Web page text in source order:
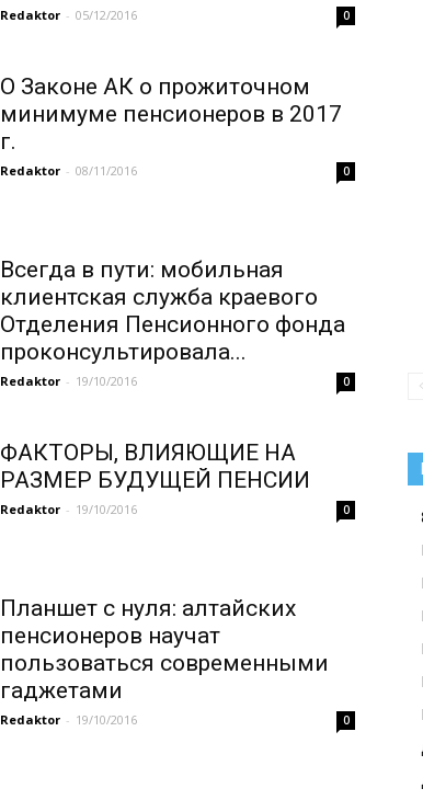
Redaktor - 05/12/2016 0
О Законе АК о прожиточном
минимуме пенсионеров в 2017
г.
Redaktor - 08/11/2016 0
Всегда в пути: мобильная
клиентская служба краевого
Отделения Пенсионного фонда
проконсультировала...
Redaktor - 19/10/2016 0
ФАКТОРЫ, ВЛИЯЮЩИЕ НА
РАЗМЕР БУДУЩЕЙ ПЕНСИИ
Redaktor - 19/10/2016 0
Планшет с нуля: алтайских
пенсионеров научат
пользоваться современными
гаджетами
Redaktor - 19/10/2016 0